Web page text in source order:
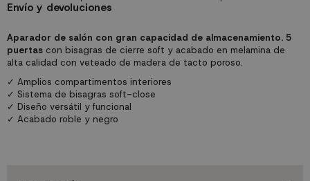
Aparador de salón con gran capacidad de almacenamiento. 5
puertascon bisagras de cierre soft y acabado en melamina de
alta calidad con veteado de madera de tacto poroso.
✓ Amplios compartimentos interiores
✓ Sistema de bisagras soft-close
✓ Diseño versátil y funcional
✓ Acabado roble y negro
Envío y devoluciones